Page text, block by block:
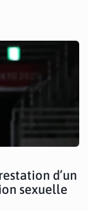
d’un
sexuelle